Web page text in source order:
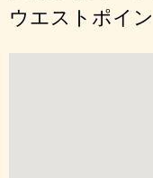
ウエストポイ